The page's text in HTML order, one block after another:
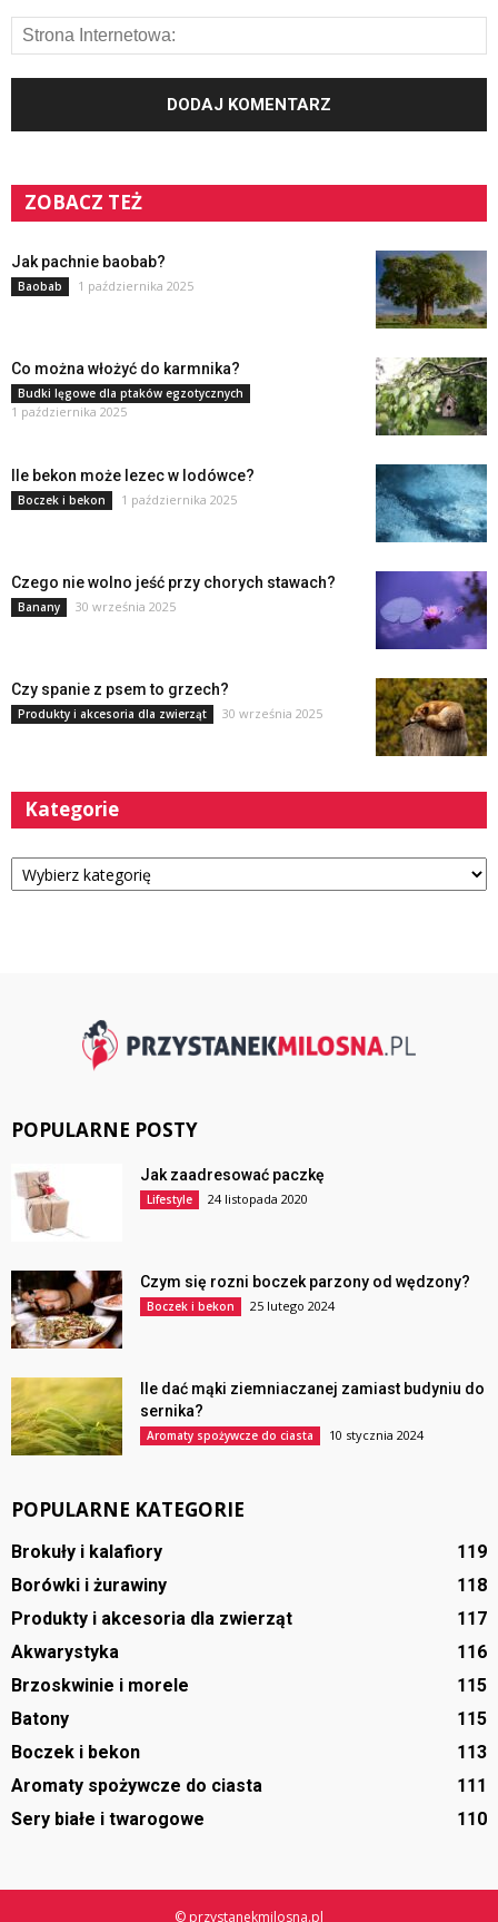
ZOBACZ TEŻ
Jak pachnie baobab?
Baobab 1 października 2025
Co można włożyć do karmnika?
Budki lęgowe dla ptaków egzotycznych
1 października 2025
Ile bekon może lezec w lodówce?
Boczek i bekon 1 października 2025
Czego nie wolno jeść przy chorych stawach?
Banany 30 września 2025
Czy spanie z psem to grzech?
Produkty i akcesoria dla zwierząt 30 września 2025
Kategorie
Kategorie
POPULARNE POSTY
Jak zaadresować paczkę
Lifestyle 24 listopada 2020
Czym się rozni boczek parzony od wędzony?
Boczek i bekon 25 lutego 2024
Ile dać mąki ziemniaczanej zamiast budyniu do
sernika?
Aromaty spożywcze do ciasta 10 stycznia 2024
POPULARNE KATEGORIE
Brokuły i kalafiory
119
Borówki i żurawiny
118
Produkty i akcesoria dla zwierząt
117
Akwarystyka
116
Brzoskwinie i morele
115
Batony
115
Boczek i bekon
113
Aromaty spożywcze do ciasta
111
Sery białe i twarogowe
110
© przystanekmilosna.pl